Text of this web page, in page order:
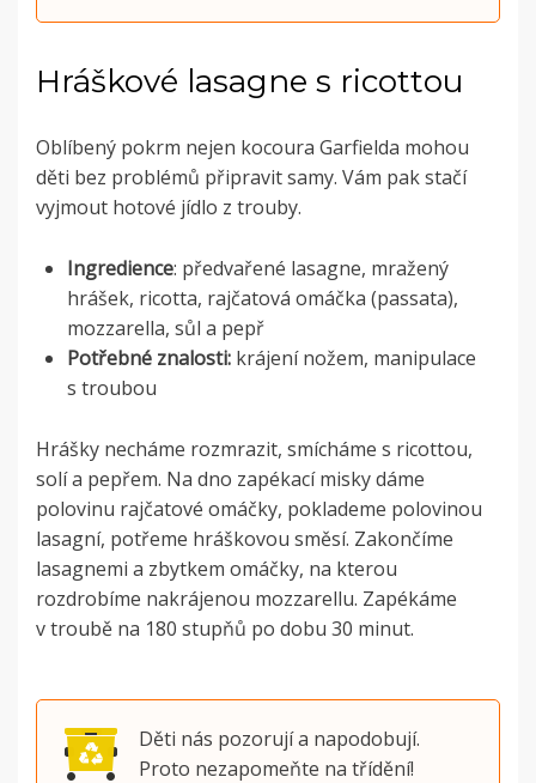
Hráškové lasagne s ricottou
Oblíbený pokrm nejen kocoura Garfielda mohou
děti bez problémů připravit samy. Vám pak stačí
vyjmout hotové jídlo z trouby.
Ingredience: předvařené lasagne, mražený
hrášek, ricotta, rajčatová omáčka (passata),
mozzarella, sůl a pepř
Potřebné znalosti: krájení nožem, manipulace
s troubou
Hrášky necháme rozmrazit, smícháme s ricottou,
solí a pepřem. Na dno zapékací misky dáme
polovinu rajčatové omáčky, poklademe polovinou
lasagní, potřeme hráškovou směsí. Zakončíme
lasagnemi a zbytkem omáčky, na kterou
rozdrobíme nakrájenou mozzarellu. Zapékáme
v troubě na 180 stupňů po dobu 30 minut.
Děti nás pozorují a napodobují.
Proto nezapomeňte na třídění!